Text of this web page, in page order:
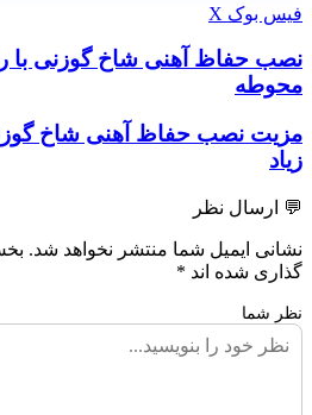
بوک X لینکدین
پین
از
ایمیل
چاپ
حفاظ آهنی شاخ گوزنی با
نصب حفاظ آهنی شاخ گوزنی
ارسال نظر
ایمیل شما منتشر نخواهد شد. بخش
شده اند*
شما